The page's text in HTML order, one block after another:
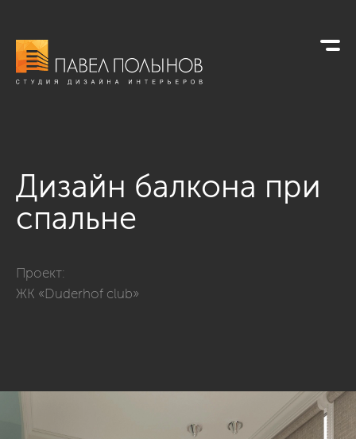
Дизайн балкона при
спальне
Проект:
ЖК «Duderhof club»